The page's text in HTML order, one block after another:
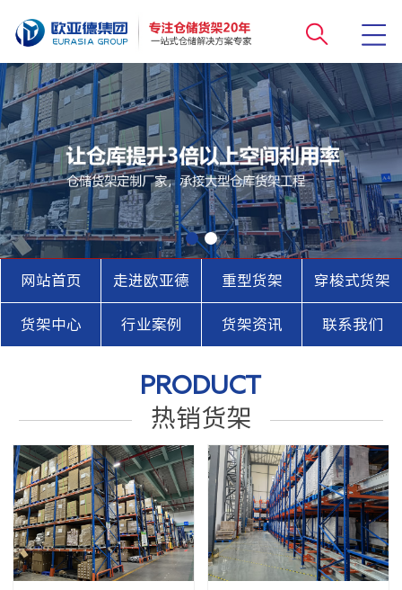
网站首页 走进欧亚德 重型货架 穿梭式货架
货架中心 行业案例 货架资讯 联系我们
PRODUCT
热销货架